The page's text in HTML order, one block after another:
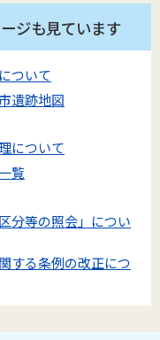
ジも見ています
ついて
遺跡地図
について
覧
分等の照会」につい
する条例の改正につ